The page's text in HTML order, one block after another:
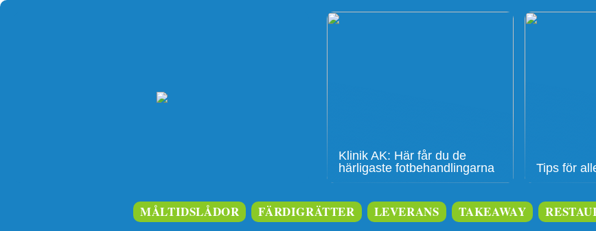
Klinik AK: Här får du de
härligaste fotbehandlingarna
Tips för
MÅLTIDSLÅDOR FÄRDIGRÄTTER LEVERANS TAKEAWAY